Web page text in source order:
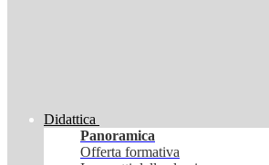
Didattica
Panoramica
Offerta formativa